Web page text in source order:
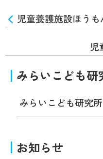
児童養護施設ほうも
児
みらいこども研
みらいこども研究所
お知らせ